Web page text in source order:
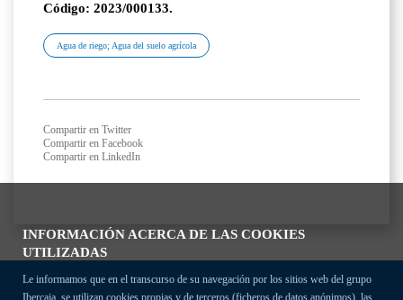
INFORMACIÓN ACERCA DE LAS COOKIES
UTILIZADAS
Le informamos que en el transcurso de su navegación por los sitios web del grupo
Ibercaja, se utilizan cookies propias y de terceros (ficheros de datos anónimos), las
Código: 2023/000133.
Agua de riego; Agua del suelo agrícola
Compartir en Twitter
Compartir en Facebook
Compartir en LinkedIn